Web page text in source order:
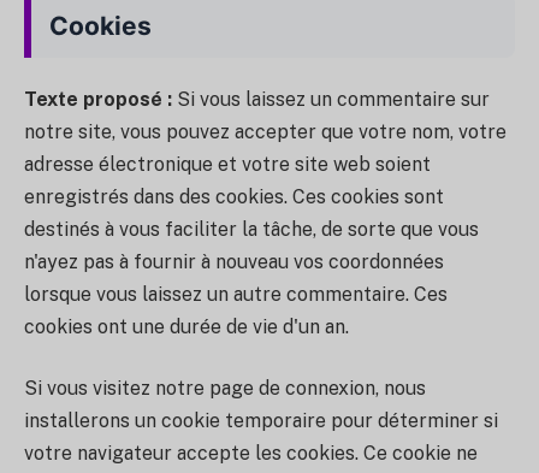
Cookies
Texte proposé : Si vous laissez un commentaire sur
notre site, vous pouvez accepter que votre nom, votre
adresse électronique et votre site web soient
enregistrés dans des cookies. Ces cookies sont
destinés à vous faciliter la tâche, de sorte que vous
n'ayez pas à fournir à nouveau vos coordonnées
lorsque vous laissez un autre commentaire. Ces
cookies ont une durée de vie d'un an.
Si vous visitez notre page de connexion, nous
installerons un cookie temporaire pour déterminer si
votre navigateur accepte les cookies. Ce cookie ne